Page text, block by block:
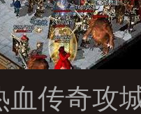
传奇攻